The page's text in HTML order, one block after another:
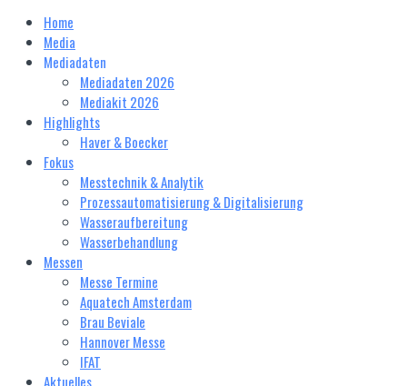
Home
Media
Mediadaten
Mediadaten 2026
Mediakit 2026
Highlights
Haver & Boecker
Fokus
Messtechnik & Analytik
Prozessautomatisierung & Digitalisierung
Wasseraufbereitung
Wasserbehandlung
Messen
Messe Termine
Aquatech Amsterdam
Brau Beviale
Hannover Messe
IFAT
Aktuelles